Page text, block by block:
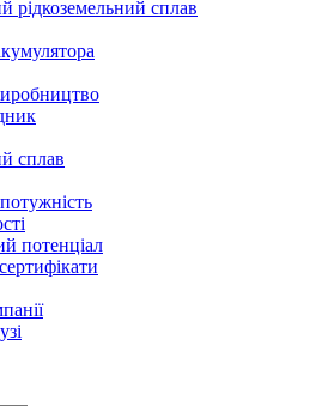
рідкоземельний сплав
сплав
потенціал